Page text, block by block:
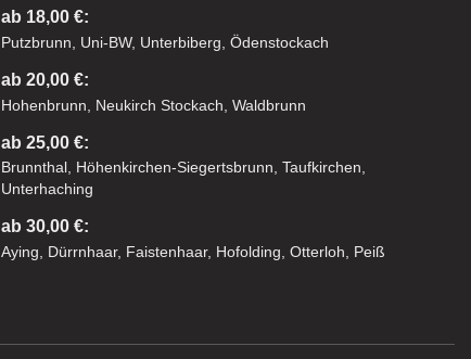
ab 18,00 €:
Putzbrunn, Uni-BW, Unterbiberg, Ödenstockach
ab 20,00 €:
Hohenbrunn, Neukirch Stockach, Waldbrunn
ab 25,00 €:
Brunnthal, Höhenkirchen-Siegertsbrunn, Taufkirchen,
Unterhaching
ab 30,00 €:
Aying, Dürrnhaar, Faistenhaar, Hofolding, Otterloh, Peiß